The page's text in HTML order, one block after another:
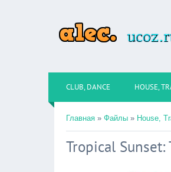
CLUB, DANCE HOUSE,
Главная » Файлы » House,
Tropical Sunset: